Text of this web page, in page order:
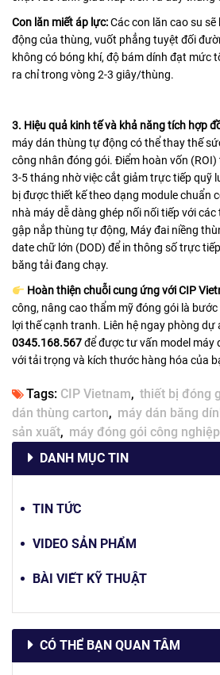
Con lăn miết áp lực:Các con lăn cao su
động của thùng, vuốt phẳng tuyệt đối
không có bóng khí, độ bám dính đạt mức
ra chỉ trong vòng 2-3 giây/thùng.
3. Hiệu quả kinh tế và khả năng tích hợp
máy dán thùng tự động có thể thay thế
công nhân đóng gói. Điểm hoàn vốn
3-5 tháng nhờ việc cắt giảm trực tiếp quỹ
bị được thiết kế theo dạng module chuẩn
nhà máy dễ dàng ghép nối nối tiếp với
gập nắp thùng tự động, Máy đai niềng
date chữ lớn (DOD) để in thông số trực
băng tải đang chạy.
Hoàn thiện chuỗi cung ứng với CIP
công, nâng cao thẩm mỹ đóng gói là
lợi thế cạnh tranh. Liên hệ ngay phòng dự
0345.168.567để được tư vấn model máy
với tải trọng và kích thước hàng hóa của
Tags: CIP Vietnam thiết bị đóng
dán thùng carton
máy dán băng
sản xuất
máy đóng gói công nghiệp
DANH MỤC TIN
TIN TỨC
VIDEO SẢN PHẨM
BÀI VIẾT KỸ THUẬT
CÓ THỂ BẠN QUAN TÂM